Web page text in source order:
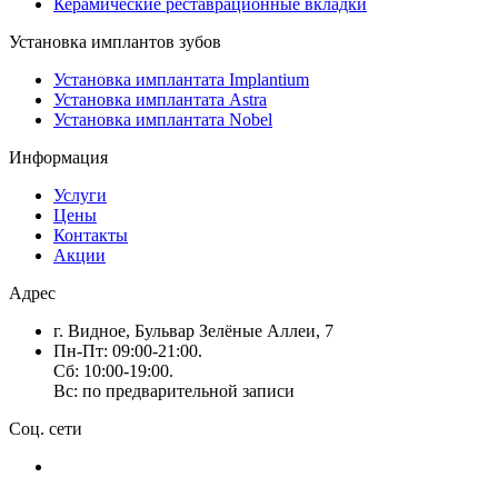
Керамические реставрационные вкладки
Установка имплантов зубов
Установка имплантата Implantium
Установка имплантата Astra
Установка имплантата Nobel
Информация
Услуги
Цены
Контакты
Акции
Адрес
г. Видное, Бульвар Зелёные Аллеи, 7
Пн-Пт: 09:00-21:00.
Сб: 10:00-19:00.
Вс: по предварительной записи
Соц. сети